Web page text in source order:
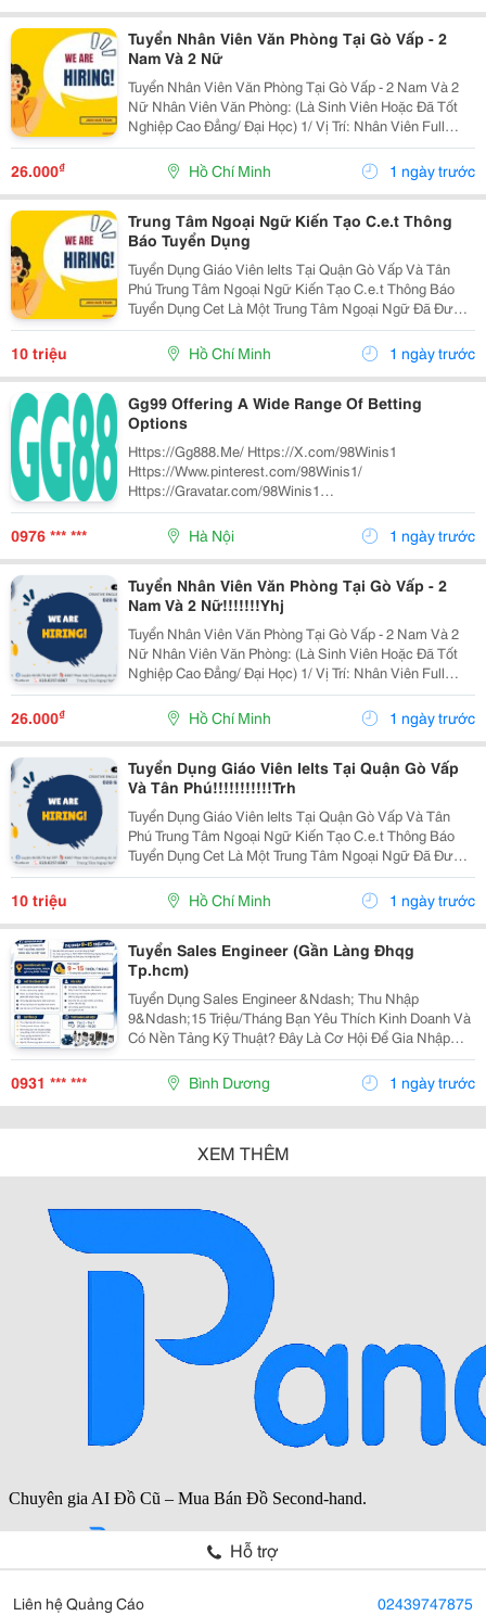
Tuyển Nhân Viên Văn Phòng Tại Gò Vấp - 2
Nam Và 2 Nữ
Tuyển Nhân Viên Văn Phòng Tại Gò Vấp - 2 Nam Và 2
Nữ Nhân Viên Văn Phòng: (Là Sinh Viên Hoặc Đã Tốt
Nghiệp Cao Đẳng/ Đại Học) 1/ Vị Trí: Nhân Viên Full
Time (2 Nam 2 Nữ) Ca Làm: 13:00 Đến 21:00 (1 Tháng
Được Nghỉ Phép 1 Ngày, Và Hưởng Các Ngày...
26.000₫ Hồ Chí Minh 1 ngày trước
Trung Tâm Ngoại Ngữ Kiến Tạo C.e.t Thông
Báo Tuyển Dụng
Tuyển Dụng Giáo Viên Ielts Tại Quận Gò Vấp Và Tân
Phú Trung Tâm Ngoại Ngữ Kiến Tạo C.e.t Thông Báo
Tuyển Dụng Cet Là Một Trung Tâm Ngoại Ngữ Đã Được
Thành Lập 16 Năm Chuyên Về Chương Trình Anh Văn
Học Thuật Ielts &Ndash; Toefl Ibt. Trung Tâm...
10 triệu Hồ Chí Minh 1 ngày trước
Gg99 Offering A Wide Range Of Betting
Options
Https://Gg888.Me/ Https://X.com/98Winis1
Https://Www.pinterest.com/98Winis1/
Https://Gravatar.com/98Winis1
Https://Www.tumblr.com/98Winis1
Https://Www.reddit.com/User/98Winis/
Https://Coub.com/98Winis1 Https://Noti.st/Megancurtis
...
0976 *** *** Hà Nội 1 ngày trước
Tuyển Nhân Viên Văn Phòng Tại Gò Vấp - 2
Nam Và 2 Nữ!!!!!!!Yhj
Tuyển Nhân Viên Văn Phòng Tại Gò Vấp - 2 Nam Và 2
Nữ Nhân Viên Văn Phòng: (Là Sinh Viên Hoặc Đã Tốt
Nghiệp Cao Đẳng/ Đại Học) 1/ Vị Trí: Nhân Viên Full
Time (2 Nam 2 Nữ) Ca Làm: 13:00 Đến 21:00 (1 Tháng
Được Nghỉ Phép 1 Ngày, Và Hưởng Các Ngày...
26.000₫ Hồ Chí Minh 1 ngày trước
Tuyển Dụng Giáo Viên Ielts Tại Quận Gò Vấp
Và Tân Phú!!!!!!!!!!!Trh
Tuyển Dụng Giáo Viên Ielts Tại Quận Gò Vấp Và Tân
Phú Trung Tâm Ngoại Ngữ Kiến Tạo C.e.t Thông Báo
Tuyển Dụng Cet Là Một Trung Tâm Ngoại Ngữ Đã Được
Thành Lập 16 Năm Chuyên Về Chương Trình Anh Văn
Học Thuật Ielts &Ndash; Toefl Ibt. Trung Tâm...
10 triệu Hồ Chí Minh 1 ngày trước
Tuyển Sales Engineer (Gần Làng Đhqg
Tp.hcm)
Tuyển Dụng Sales Engineer &Ndash; Thu Nhập
9&Ndash;15 Triệu/Tháng Bạn Yêu Thích Kinh Doanh Và
Có Nền Tảng Kỹ Thuật? Đây Là Cơ Hội Để Gia Nhập
Công Ty Tnhh Tmdv Thiết Bị Công Nghiệp Ngọc Phương
&Ndash; Đơn Vị Chuyên Cung Cấp Thiết Bị Công
Nghiệp...
0931 *** *** Bình Dương 1 ngày trước
XEM THÊM
Hỗ trợ
Liên hệ Quảng Cáo 02439747875